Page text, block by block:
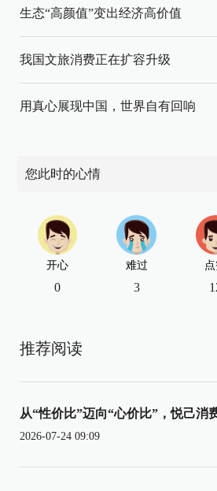
生态“高颜值”变出经济高价值
我国文旅消费正在扩容升级
用真心展现中国，世界自有回响
您此时的心情
开心
0
难过
3
推荐阅读
从“性价比”迈向“心价比”，悦己消
2026-07-24 09:09